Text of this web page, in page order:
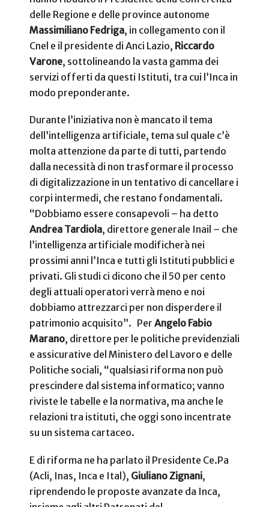
delle Regione e delle province autonome
Massimiliano Fedriga, in collegamento con il
Cnel e il presidente di Anci Lazio, Riccardo
Varone, sottolineando la vasta gamma dei
servizi offerti da questi Istituti, tra cui l’Inca in
modo preponderante.
Durante l’iniziativa non è mancato il tema
dell’intelligenza artificiale, tema sul quale c’è
molta attenzione da parte di tutti, partendo
dalla necessità di non trasformare il processo
di digitalizzazione in un tentativo di cancellare i
corpi intermedi, che restano fondamentali.
“Dobbiamo essere consapevoli – ha detto
Andrea Tardiola, direttore generale Inail – che
l’intelligenza artificiale modificherà nei
prossimi anni l’Inca e tutti gli Istituti pubblici e
privati. Gli studi ci dicono che il 50 per cento
degli attuali operatori verrà meno e noi
dobbiamo attrezzarci per non disperdere il
patrimonio acquisito”. Per Angelo Fabio
Marano, direttore per le politiche previdenziali
e assicurative del Ministero del Lavoro e delle
Politiche sociali, “qualsiasi riforma non può
prescindere dal sistema informatico; vanno
riviste le tabelle e la normativa, ma anche le
relazioni tra istituti, che oggi sono incentrate
su un sistema cartaceo.
E di riforma ne ha parlato il Presidente Ce.Pa
(Acli, Inas, Inca e Ital), Giuliano Zignani,
riprendendo le proposte avanzate da Inca,